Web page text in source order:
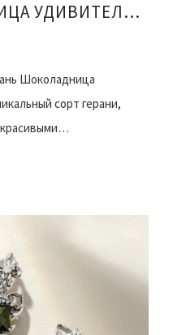
ГЕРАНЬ ШОКОЛАДНИЦА УДИВИТЕЛЬНОЕ РАСТЕНИЕ С АРОМАТОМ ШОКОЛАДА
Шоколадница
сорт герани,
красивыми…